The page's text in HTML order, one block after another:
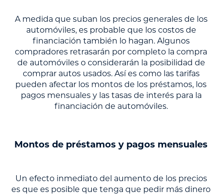
A medida que suban los precios generales de los
automóviles, es probable que los costos de
financiación también lo hagan. Algunos
compradores retrasarán por completo la compra
de automóviles o considerarán la posibilidad de
comprar autos usados. Así es como las tarifas
pueden afectar los montos de los préstamos, los
pagos mensuales y las tasas de interés para la
financiación de automóviles.
Montos de préstamos y pagos mensuales
Un efecto inmediato del aumento de los precios
es que es posible que tenga que pedir más dinero